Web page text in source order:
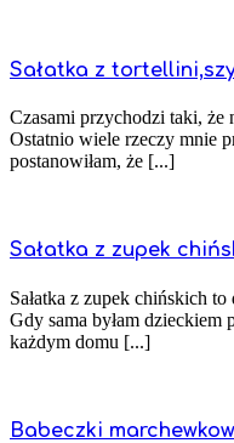
Sałatka z
Czasami przychodzi taki, że
Ostatnio wiele rzeczy mnie
postanowiłam, że [...]
Sałatka z zupek
Sałatka z zupek chińskich
Gdy sama byłam dzieckiem
każdym domu [...]
Babeczki